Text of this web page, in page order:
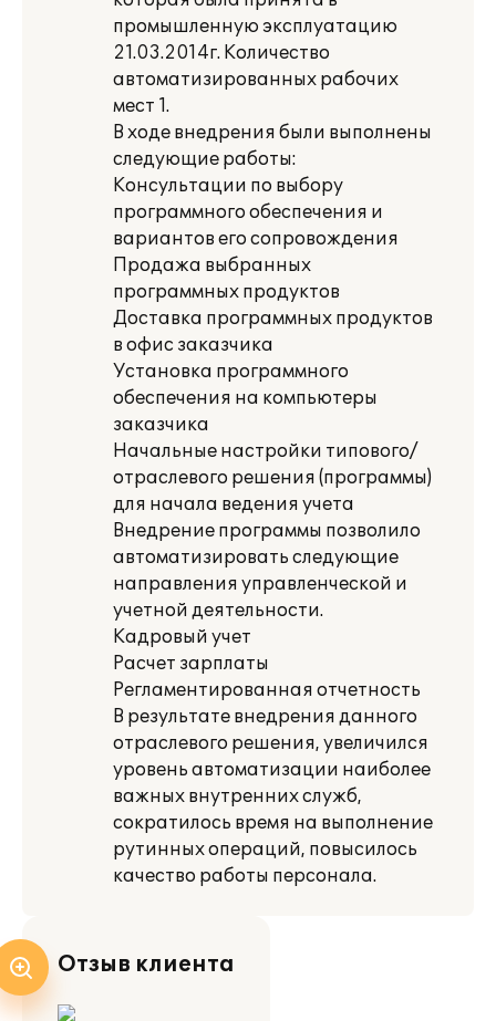
промышленную эксплуатацию
21.03.2014г. Количество
автоматизированных рабочих
мест 1.
В ходе внедрения были выполнены
следующие работы:
Консультации по выбору
программного обеспечения и
вариантов его сопровождения
Продажа выбранных
программных продуктов
Доставка программных продуктов
в офис заказчика
Установка программного
обеспечения на компьютеры
заказчика
Начальные настройки типового/
отраслевого решения (программы)
для начала ведения учета
Внедрение программы позволило
автоматизировать следующие
направления управленческой и
учетной деятельности.
Кадровый учет
Расчет зарплаты
Регламентированная отчетность
В результате внедрения данного
отраслевого решения, увеличился
уровень автоматизации наиболее
важных внутренних служб,
сократилось время на выполнение
рутинных операций, повысилось
качество работы персонала.
Отзыв клиента